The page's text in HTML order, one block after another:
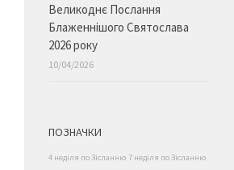
Великоднє Послання
Блаженнішого Святослава
2026 року
10/04/2026
ПОЗНАЧКИ
4 неділя по Зісланню 7 неділя по Зісланню